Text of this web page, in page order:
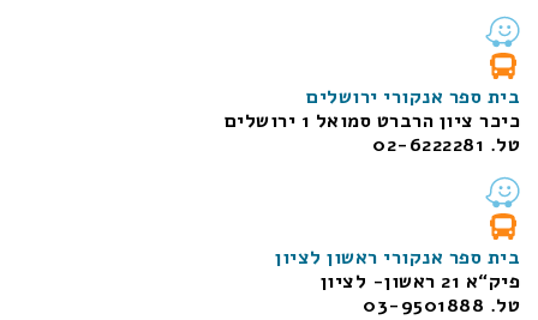
בית ספר אנקורי ירושלים
כיכר ציון הרברט סמואל 1
ירושלים
טל. 02-6222281
בית ספר אנקורי ראשון לציון
פיק“א 21 ראשון- לציון
טל. 03-9501888